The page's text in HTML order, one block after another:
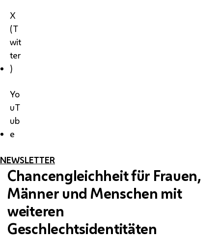
X
(T
wit
ter
)
Yo
uT
ub
e
NEWSLETTER
Chancengleichheit für Frauen,
Männer und Menschen mit
weiteren
Geschlechtsidentitäten